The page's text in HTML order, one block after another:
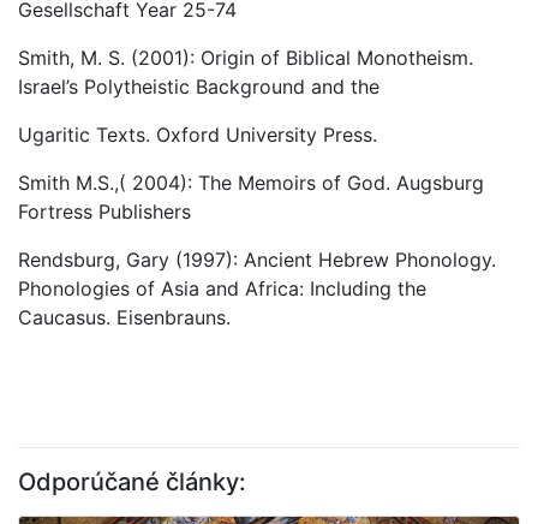
Gesellschaft Year 25-74
Smith, M. S. (2001): Origin of Biblical Monotheism.
Israel’s Polytheistic Background and the
Ugaritic Texts. Oxford University Press.
Smith M.S.,( 2004): The Memoirs of God. Augsburg
Fortress Publishers
Rendsburg, Gary (1997): Ancient Hebrew Phonology.
Phonologies of Asia and Africa: Including the
Caucasus. Eisenbrauns.
Odporúčané články: